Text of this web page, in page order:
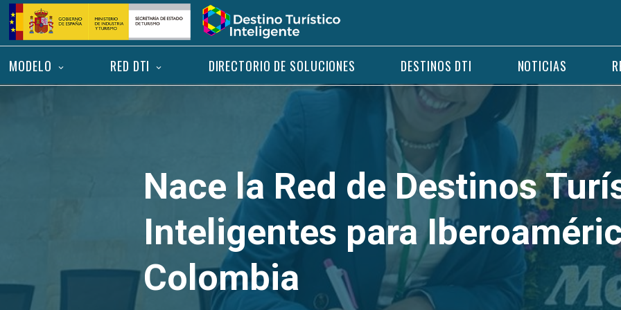
Saltar
contenido
Inicio
MODELO RED DTI DIRECTORIO DE SOLUCIONES DESTINOS DTI NOTICIAS
Nace la Red de Destinos
Inteligentes para
Colombia